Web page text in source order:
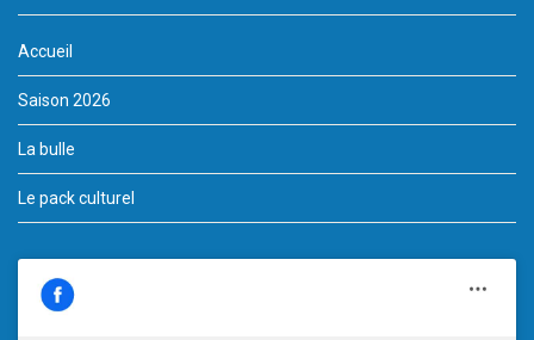
Accueil
Saison 2026
La bulle
Le pack culturel